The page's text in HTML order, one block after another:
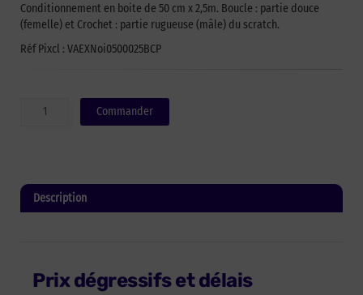
Conditionnement en boite de 50 cm x 2,5m. Boucle : partie douce
(femelle) et Crochet : partie rugueuse (mâle) du scratch.
Réf Pixcl : VAEXNoi0500025BCP
quantité
de
marque
Noir
Commander
Description
Prix dégressifs et délais